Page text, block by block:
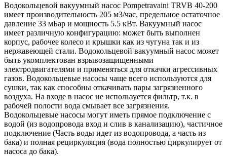
Водокольцевой вакуумный насос Pompetravaini TRVB 40-200
имеет производительность 205 м3/час, предельное остаточное
давление 33 мБар и мощность 5.5 кВт. Вакуумный насос
имеет различную конфигурацию: может быть выполнен
корпус, рабочее колесо и крышки как из чугуна так и из
нержавеющей стали. Водокольцевой вакуумный насос может
быть укомплектован взрывозащищенными
электродвигателями и применяться для откачки агрессивных
газов. Водокольцевые насосы чаще всего используются для
сушки, так как способны откачивать пары загрязненного
воздуха. На входе в насос не используется фильтр, т.к. в
рабочей полости вода смывает все загрязнения.
Водокольцевые насосы могут иметь прямое подключение с
водой (из водопровода вход и слив в канализацию), частичное
подключение (Часть воды идет из водопровода, а часть из
бака) и полная рециркуляция (вода полностью циркулирует от
насоса до бака).